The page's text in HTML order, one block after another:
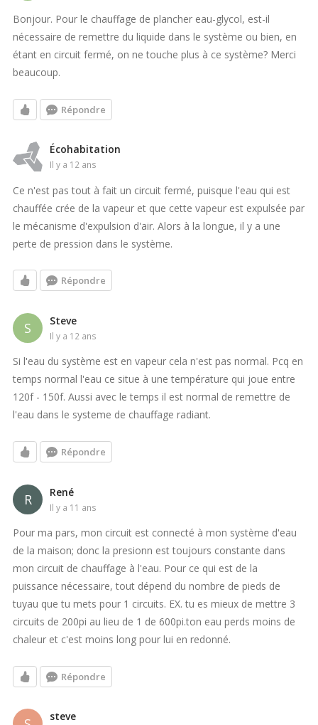
Bonjour. Pour le chauffage de plancher eau-glycol, est-il
nécessaire de remettre du liquide dans le système ou bien, en
étant en circuit fermé, on ne touche plus à ce système? Merci
beaucoup.
Répondre
Écohabitation
il y a 12 ans
Ce n'est pas tout à fait un circuit fermé, puisque l'eau qui est
chauffée crée de la vapeur et que cette vapeur est expulsée par
le mécanisme d'expulsion d'air. Alors à la longue, il y a une
perte de pression dans le système.
Répondre
S Steve
il y a 12 ans
Si l'eau du système est en vapeur cela n'est pas normal. Pcq en
temps normal l'eau ce situe à une température qui joue entre
120f - 150f. Aussi avec le temps il est normal de remettre de
l'eau dans le systeme de chauffage radiant.
Répondre
R René
il y a 11 ans
Pour ma pars, mon circuit est connecté à mon système d'eau
de la maison; donc la presionn est toujours constante dans
mon circuit de chauffage à l'eau. Pour ce qui est de la
puissance nécessaire, tout dépend du nombre de pieds de
tuyau que tu mets pour 1 circuits. EX. tu es mieux de mettre 3
circuits de 200pi au lieu de 1 de 600pi.ton eau perds moins de
chaleur et c'est moins long pour lui en redonné.
Répondre
steve